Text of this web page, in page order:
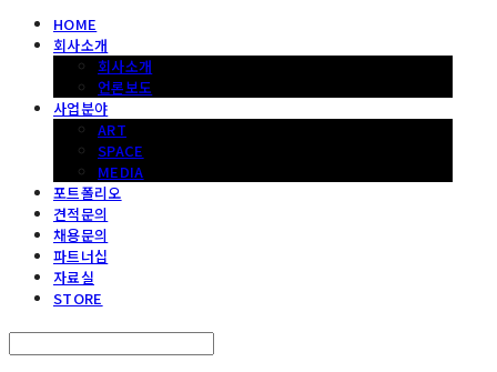
HOME
회사소개
회사소개
언론보도
사업분야
ART
SPACE
MEDIA
포트폴리오
견적문의
채용문의
파트너십
자료실
STORE